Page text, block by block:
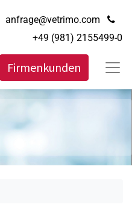
anfrage@vetrimo.com
+49 (981) 2155499-0
Firmenkunden